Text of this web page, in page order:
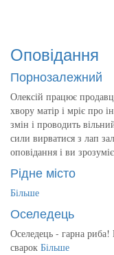
Оповідання
Порнозалежний
Олексій працює
хвору матір і мріє про
змін і проводить
сили вирватися з лап
оповідання і ви
Рідне місто
Більше
Оселедець
Оселедець - гарна риба!
сварок Більше